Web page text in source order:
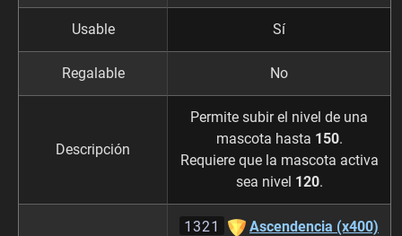
Usable Sí
Regalable No
Descripción
Permite subir el nivel de una
mascota hasta 150.
Requiere que la mascota activa
sea nivel 120.
1321 Ascendencia (x400)